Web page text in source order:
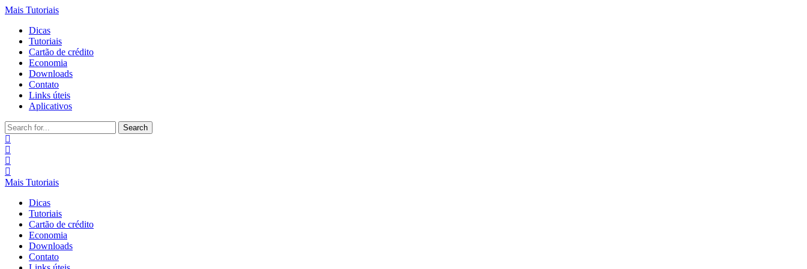
Mais Tutoriais
Dicas
Tutoriais
Cartão de crédito
Economia
Downloads
Contato
Links úteis
Aplicativos
Search
for:
Mais Tutoriais
Dicas
Tutoriais
Cartão de crédito
Economia
Downloads
Contato